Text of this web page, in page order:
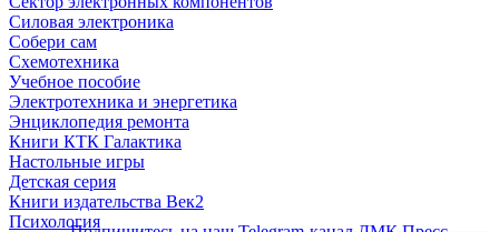
Силовая электроника
Собери сам
Схемотехника
Учебное пособие
Электротехника и энергетика
Энциклопедия ремонта
Книги КТК Галактика
Настольные игры
Детская серия
Книги издательства Век2
Психология